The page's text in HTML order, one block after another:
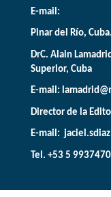
E-mail:
Pinar del Río, Cuba.
DrC. Alain
Superior, Cuba
E-mail:
Director de la
E-mail:
Tel. +53 5 9937470